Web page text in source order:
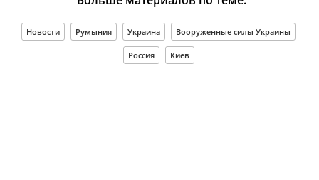
Новости Румыния Украина Вооруженные силы Украины
Россия Киев